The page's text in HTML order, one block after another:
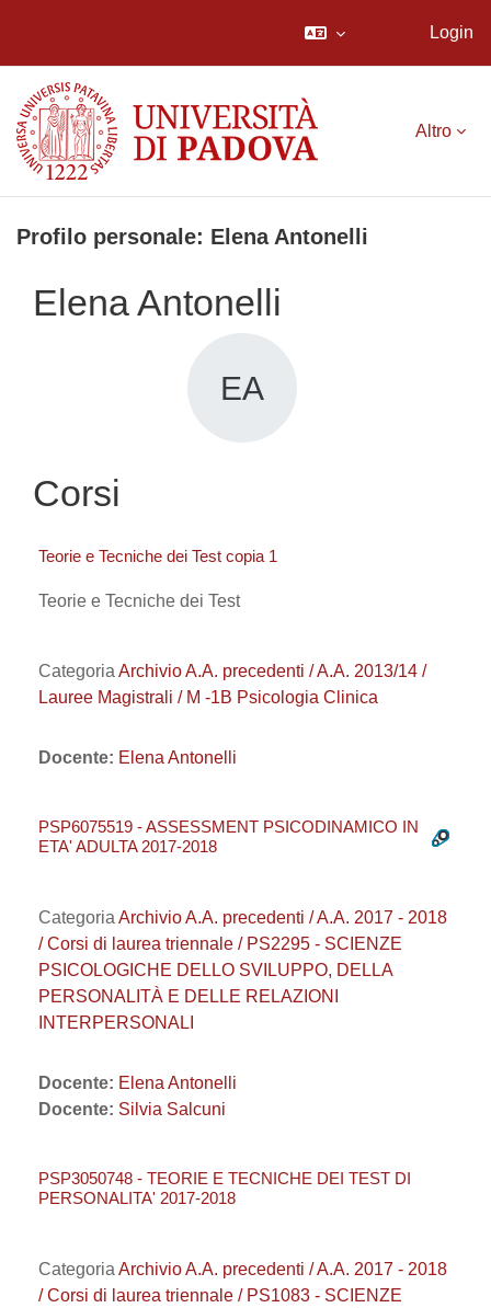
Login
Altro
Profilo personale: Elena Antonelli
Elena Antonelli
EA
Corsi
Teorie e Tecniche dei Test copia 1
Teorie e Tecniche dei Test
Categoria Archivio A.A. precedenti / A.A. 2013/14 /
Lauree Magistrali / M -1B Psicologia Clinica
Docente: Elena Antonelli
PSP6075519 - ASSESSMENT PSICODINAMICO IN
ETA' ADULTA 2017-2018
Categoria Archivio A.A. precedenti / A.A. 2017 - 2018
/ Corsi di laurea triennale / PS2295 - SCIENZE
PSICOLOGICHE DELLO SVILUPPO, DELLA
PERSONALITÀ E DELLE RELAZIONI
INTERPERSONALI
Docente: Elena Antonelli
Docente: Silvia Salcuni
PSP3050748 - TEORIE E TECNICHE DEI TEST DI
PERSONALITA' 2017-2018
Categoria Archivio A.A. precedenti / A.A. 2017 - 2018
/ Corsi di laurea triennale / PS1083 - SCIENZE